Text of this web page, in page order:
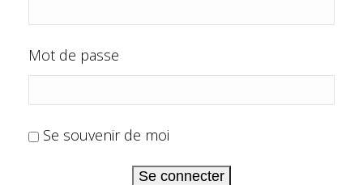
Mot de passe
Se souvenir de moi
Se connecter